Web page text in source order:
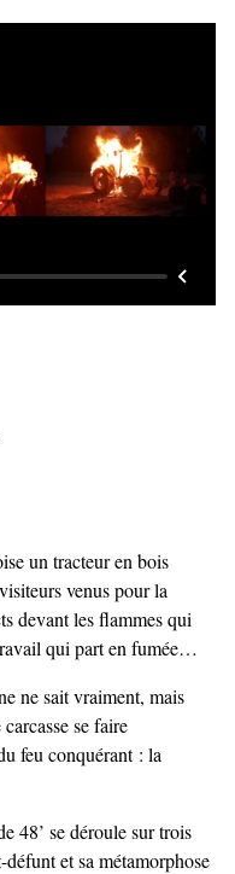
un tracteur en bois
venus pour la
devant les flammes qui
qui part en fumée…
ne sait vraiment, mais
se faire
feu conquérant : la
48’ se déroule sur trois
et sa métamorphose